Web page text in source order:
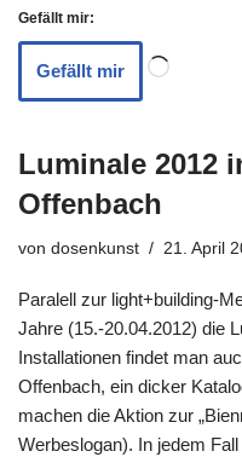
Gefällt mir:
Gefällt mir
Luminale 2012
Offenbach
von dosenkunst 21. April
Paralell zur light+building-
Jahre (15.-20.04.2012) die
Installationen findet man
Offenbach, ein dicker
machen die Aktion zur
Werbeslogan). In jedem